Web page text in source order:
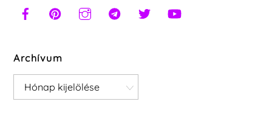
Archívum
Archívum